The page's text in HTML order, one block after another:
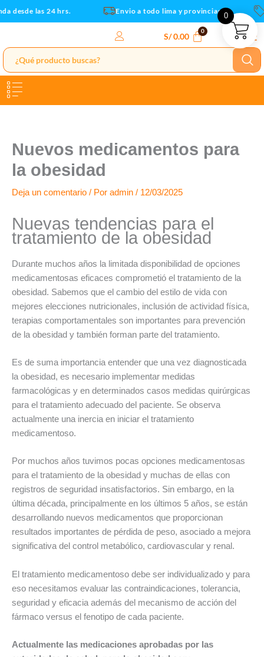
al
desde las 24 hrs. Envio a todo lima y provincias
S/0.00
Nuevos medicamentos para
la obesidad
Deja un comentario / Por admin / 12/03/2025
Nuevas tendencias para el
tratamiento de la obesidad
Durante muchos años la limitada disponibilidad de opciones
medicamentosas eficaces comprometió el tratamiento de la
obesidad. Sabemos que el cambio del estilo de vida con
mejores elecciones nutricionales, inclusión de actividad física,
terapias comportamentales son importantes para prevención
de la obesidad y también forman parte del tratamiento.
Es de suma importancia entender que una vez diagnosticada
la obesidad, es necesario implementar medidas
farmacológicas y en determinados casos medidas quirúrgicas
para el tratamiento adecuado del paciente. Se observa
actualmente una inercia en iniciar el tratamiento
medicamentoso.
Por muchos años tuvimos pocas opciones medicamentosas
para el tratamiento de la obesidad y muchas de ellas con
registros de seguridad insatisfactorios. Sin embargo, en la
última década, principalmente en los últimos 5 años, se están
desarrollando nuevos medicamentos que proporcionan
resultados importantes de pérdida de peso, asociado a mejora
significativa del control metabólico, cardiovascular y renal.
El tratamiento medicamentoso debe ser individualizado y para
eso necesitamos evaluar las contraindicaciones, tolerancia,
seguridad y eficacia además del mecanismo de acción del
fármaco versus el fenotipo de cada paciente.
Actualmente las medicaciones aprobadas por las
0